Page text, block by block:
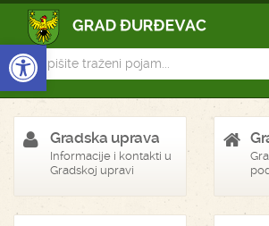
Open toolbar
Gradska uprava
Informacije i kontakti u
Gradskoj upravi